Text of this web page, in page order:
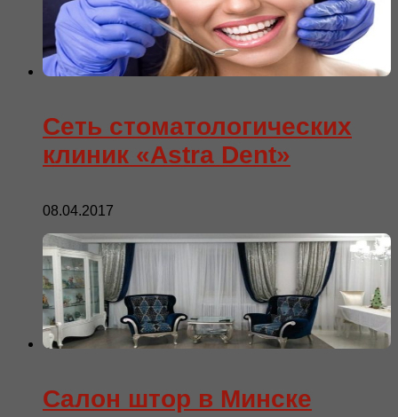
Сеть стоматологических
клиник «Astra Dent»
08.04.2017
Салон штор в Минске